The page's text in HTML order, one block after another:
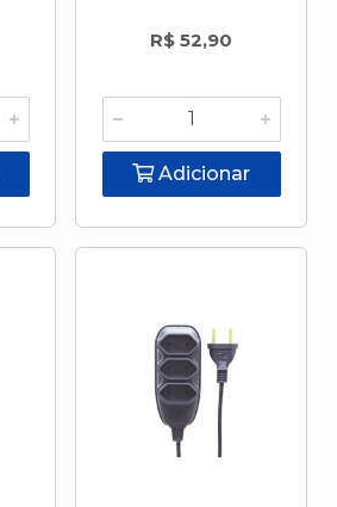
R$ 52,90
Adicionar